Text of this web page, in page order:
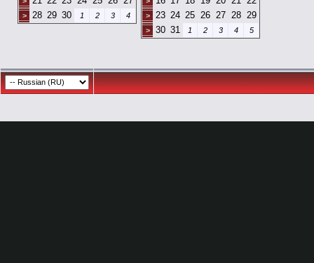
> 28 29 30 1 2 3 4 > 23 24 25 26 27 28 29
> 30 31 1 2 3 4 5